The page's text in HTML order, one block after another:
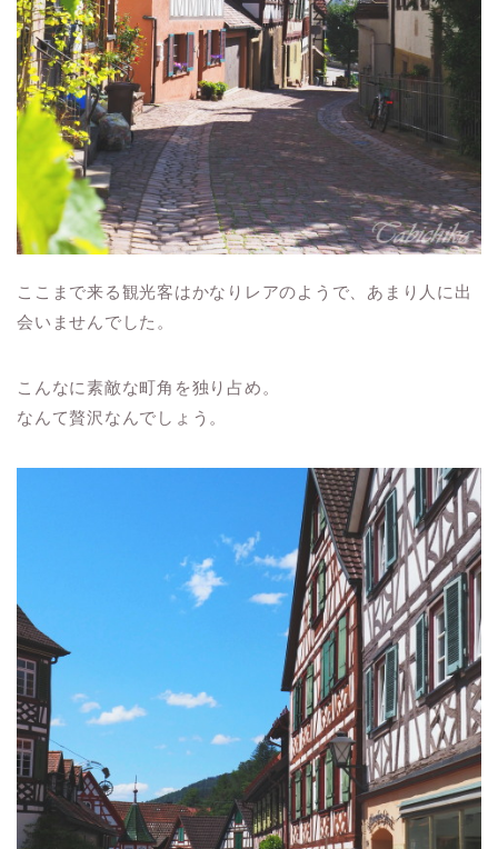
ここまで来る観光客はかなりレアのようで、あまり人に出
会いませんでした。
こんなに素敵な町角を独り占め。
なんて贅沢なんでしょう。